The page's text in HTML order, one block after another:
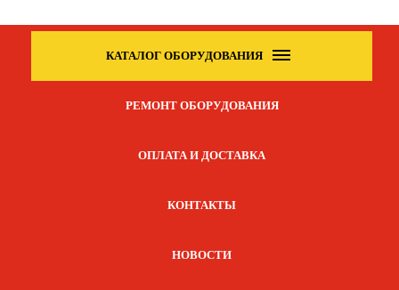
КАТАЛОГ ОБОРУДОВАНИЯ
РЕМОНТ ОБОРУДОВАНИЯ
ОПЛАТА И ДОСТАВКА
КОНТАКТЫ
НОВОСТИ